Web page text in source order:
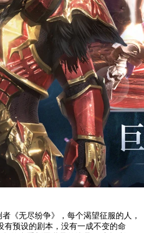
《无尽纷争》，每个渴望征服的人，
有预设的剧本，没有一成不变的命